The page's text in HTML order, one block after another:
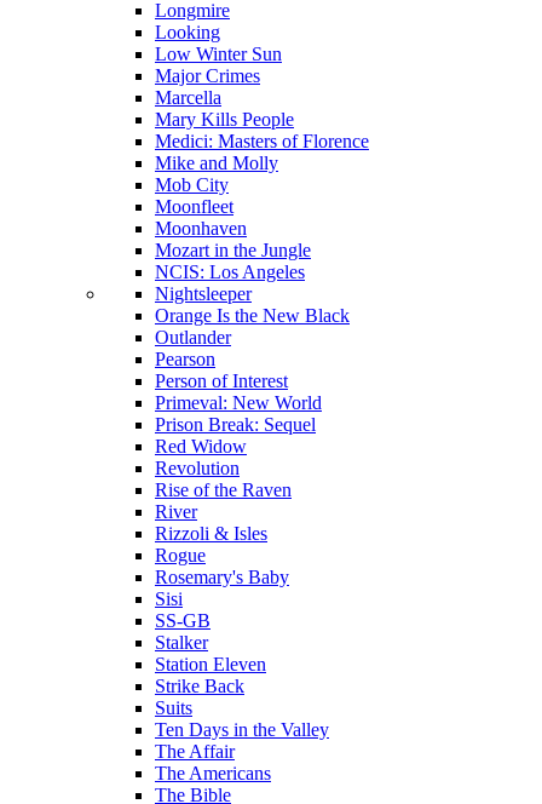
Longmire
Looking
Low Winter Sun
Major Crimes
Marcella
Mary Kills People
Medici: Masters of Florence
Mike and Molly
Mob City
Moonfleet
Moonhaven
Mozart in the Jungle
NCIS: Los Angeles
Nightsleeper
Orange Is the New Black
Outlander
Pearson
Person of Interest
Primeval: New World
Prison Break: Sequel
Red Widow
Revolution
Rise of the Raven
River
Rizzoli & Isles
Rogue
Rosemary's Baby
Sisi
SS-GB
Stalker
Station Eleven
Strike Back
Suits
Ten Days in the Valley
The Affair
The Americans
The Bible